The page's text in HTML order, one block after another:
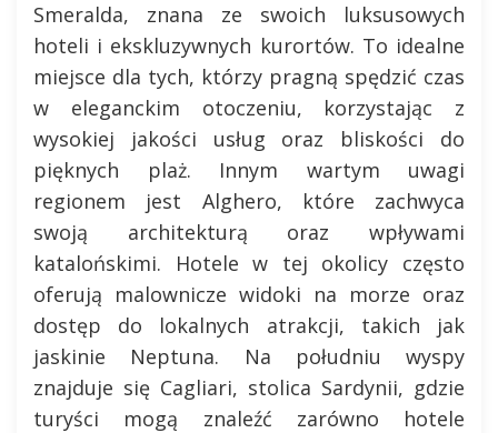
Smeralda, znana ze swoich luksusowych
hoteli i ekskluzywnych kurortów. To idealne
miejsce dla tych, którzy pragną spędzić czas
w eleganckim otoczeniu, korzystając z
wysokiej jakości usług oraz bliskości do
pięknych plaż. Innym wartym uwagi
regionem jest Alghero, które zachwyca
swoją architekturą oraz wpływami
katalońskimi. Hotele w tej okolicy często
oferują malownicze widoki na morze oraz
dostęp do lokalnych atrakcji, takich jak
jaskinie Neptuna. Na południu wyspy
znajduje się Cagliari, stolica Sardynii, gdzie
turyści mogą znaleźć zarówno hotele